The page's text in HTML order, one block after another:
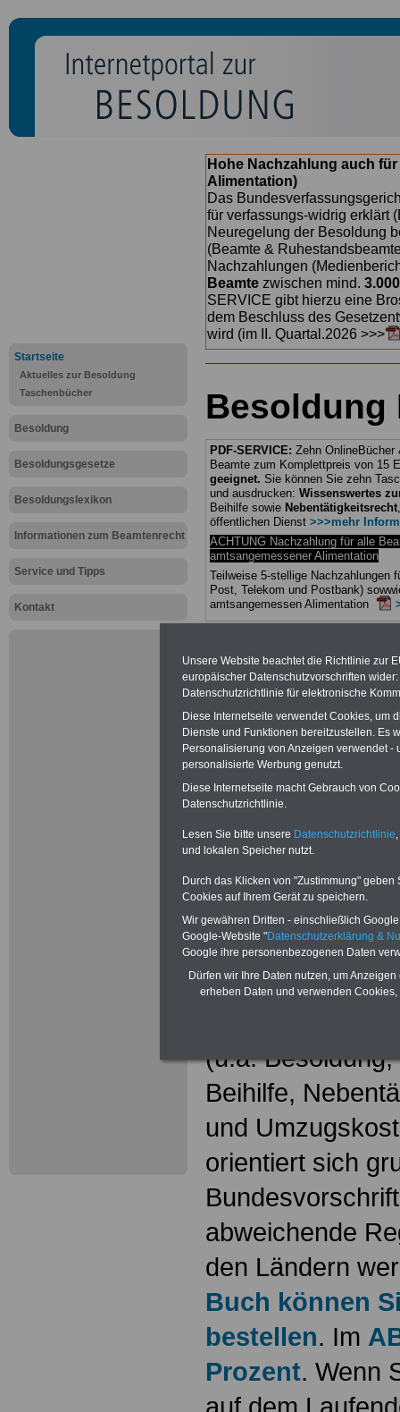
Startseite
Aktuelles zur Besoldung
Taschenbücher
Besoldung
Besoldungsgesetze
Besoldungslexikon
Informationen zum Beamtenrecht
Service und Tipps
Kontakt
Hohe Nachzahlung auch
Alimentation)
Das
für verfassungs-widrig erklärt
Neuregelung der Besoldung
(Beamte &
Nachzahlungen
Beamte zwischen mind.
SERVICE gibt hierzu eine
dem Beschluss des
wird (im II. Quartal.2026 >>>
Besoldung
PDF-SERVICE: Zehn
Beamte zum Komplettpreis von 15
geeignet. Sie können Sie zehn
und ausdrucken: Wissenswertes
Beihilfe sowie Nebentätigkeitsrecht
öffentlichen Dienst >>>mehr
ACHTUNG Nachzahlung für alle
amtsangemessener Alimentation
Teilweise 5-stellige Nachzahlungen
Post, Telekom und Postbank)
amtsangemessen Alimentation
abschließen!
Neu
Beamte
Das beliebte
und Beamte"
(u.a.
Beihilfe,
und
orientiert sich
abweichende
den Ländern
Buch können
bestellen. Im
Prozent. Wenn
Unsere Website beachtet die Richtlinie zur
europäischer Datenschutzvorschriften
Datenschutzrichtlinie für elektronische
Diese Internetseite verwendet Cookies, um
Dienste und Funktionen bereitzustellen. Es
Personalisierung von Anzeigen verwendet
personalisierte Werbung genutzt.
Diese Internetseite macht Gebrauch von
Datenschutzrichtlinie.
Lesen Sie bitte unsere Datenschutzrichtlinie
und lokalen Speicher nutzt.
Durch das Klicken von "Zustimmung"
Cookies auf Ihrem Gerät zu speichern.
Wir gewähren Dritten - einschließlich
Google-Website "Datenschutzerklärung &
Google ihre personenbezogenen Daten
Dürfen wir Ihre Daten nutzen, um
erheben Daten und verwenden